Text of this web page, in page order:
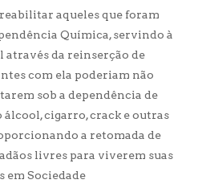
aqueles que foram
Química, servindo à
através da reinserção de
com ela poderiam não
sob a dependência de
álcool, cigarro, crack e outras
a retomada de
livres para viverem suas
em Sociedade